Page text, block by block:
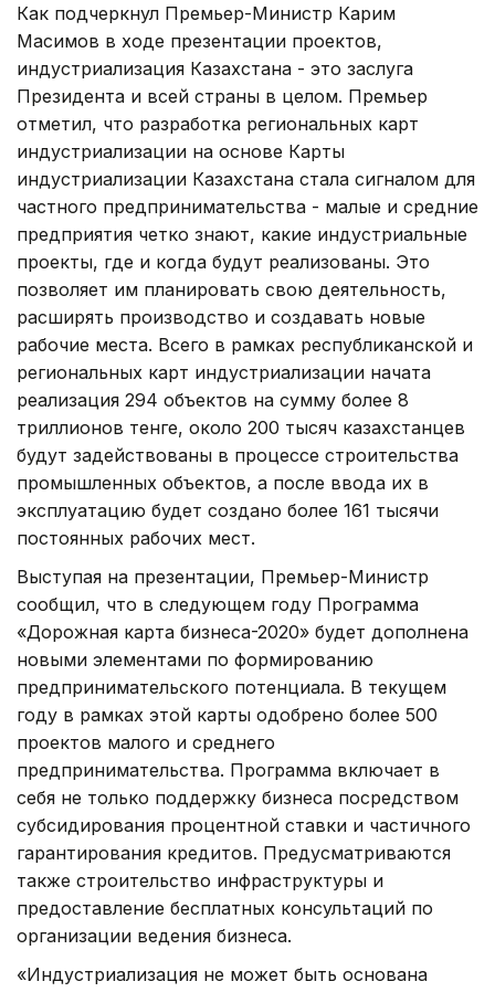
Как подчеркнул Премьер-Министр Карим
Масимов в ходе презентации проектов,
индустриализация Казахстана - это заслуга
Президента и всей страны в целом. Премьер
отметил, что разработка региональных карт
индустриализации на основе Карты
индустриализации Казахстана стала сигналом для
частного предпринимательства - малые и средние
предприятия четко знают, какие индустриальные
проекты, где и когда будут реализованы. Это
позволяет им планировать свою деятельность,
расширять производство и создавать новые
рабочие места. Всего в рамках республиканской и
региональных карт индустриализации начата
реализация 294 объектов на сумму более 8
триллионов тенге, около 200 тысяч казахстанцев
будут задействованы в процессе строительства
промышленных объектов, а после ввода их в
эксплуатацию будет создано более 161 тысячи
постоянных рабочих мест.
Выступая на презентации, Премьер-Министр
сообщил, что в следующем году Программа
«Дорожная карта бизнеса-2020» будет дополнена
новыми элементами по формированию
предпринимательского потенциала. В текущем
году в рамках этой карты одобрено более 500
проектов малого и среднего
предпринимательства. Программа включает в
себя не только поддержку бизнеса посредством
субсидирования процентной ставки и частичного
гарантирования кредитов. Предусматриваются
также строительство инфраструктуры и
предоставление бесплатных консультаций по
организации ведения бизнеса.
«Индустриализация не может быть основана